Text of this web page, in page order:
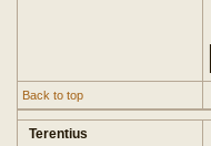
Back to top
Terentius